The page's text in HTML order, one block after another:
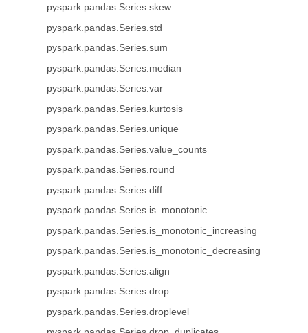
pyspark.pandas.Series.skew
pyspark.pandas.Series.std
pyspark.pandas.Series.sum
pyspark.pandas.Series.median
pyspark.pandas.Series.var
pyspark.pandas.Series.kurtosis
pyspark.pandas.Series.unique
pyspark.pandas.Series.value_counts
pyspark.pandas.Series.round
pyspark.pandas.Series.diff
pyspark.pandas.Series.is_monotonic
pyspark.pandas.Series.is_monotonic_increasing
pyspark.pandas.Series.is_monotonic_decreasing
pyspark.pandas.Series.align
pyspark.pandas.Series.drop
pyspark.pandas.Series.droplevel